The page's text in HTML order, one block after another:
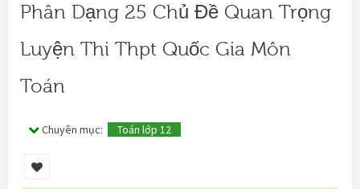
Phân Dạng 25 Chủ Đề Quan Trọng
Luyện Thi Thpt Quốc Gia Môn
Toán
Chuyên mục: Toán lớp 12